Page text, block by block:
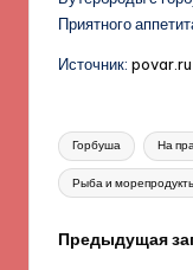
Приятного
Источник: povar.ru
Метки:
Горбуша На
Рыба и
Предыдущая